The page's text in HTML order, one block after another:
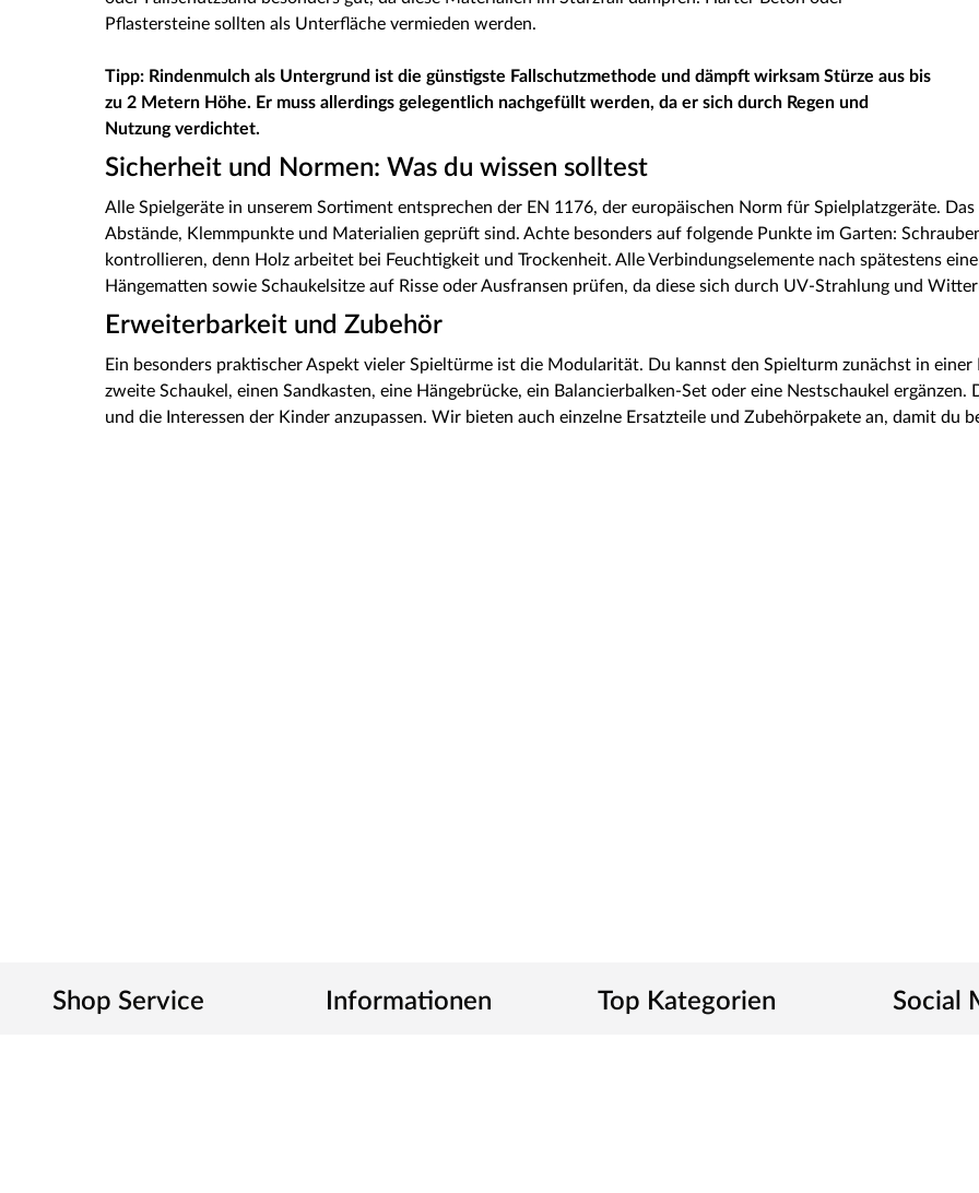
Pflastersteine sollten als Unterfläche vermieden werden.
Tipp: Rindenmulch als Untergrund ist die günstigste Fallschutzmethode und dämpft wirksam Stürze aus bis
zu 2 Metern Höhe. Er muss allerdings gelegentlich nachgefüllt werden, da er sich durch Regen und
Nutzung verdichtet.
Sicherheit und Normen: Was du wissen solltest
Alle Spielgeräte in unserem Sortiment entsprechen der EN 1176, der europäischen Norm für Spielplatzgeräte.
Abstände, Klemmpunkte und Materialien geprüft sind. Achte besonders auf folgende Punkte im Garten:
kontrollieren, denn Holz arbeitet bei Feuchtigkeit und Trockenheit. Alle Verbindungselemente nach spätestens
Hängematten sowie Schaukelsitze auf Risse oder Ausfransen prüfen, da diese sich durch UV-Strahlung und
Erweiterbarkeit und Zubehör
Ein besonders praktischer Aspekt vieler Spieltürme ist die Modularität. Du kannst den Spielturm zunächst in
zweite Schaukel, einen Sandkasten, eine Hängebrücke, ein Balancierbalken-Set oder eine Nestschaukel ergänzen.
und die Interessen der Kinder anzupassen. Wir bieten auch einzelne Ersatzteile und Zubehörpakete an, damit du
Shop Service Informationen Top Kategorien Social